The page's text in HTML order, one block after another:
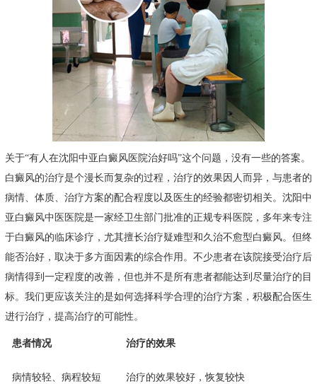
关于“有人在沈阳中亚白癜风医院治好吗”这个问题，没有一些的答案。
白癜风的治疗是个漫长而复杂的过程，治疗的效果因人而异，与患者的
病情、体质、治疗方案的配合程度以及医生的经验都密切相关。沈阳中
亚白癜风中医医院是一家经卫生部门批准的正规专科医院，多年来专注
于白癜风的临床诊疗，尤其擅长治疗疑难型和久治不愈型白癜风。但终
能否治好，取决于多方面因素的综合作用。不少患者在该院接受治疗后
病情得到一定程度的改善，但也并不是所有患者都能达到尽量治疗的目
标。我们更应该关注的是如何选择科学合理的治疗方案，积极配合医生
进行治疗，提高治疗的可能性。
患者情况 治疗的效果
病情较轻、病程较短 治疗的效果较好，恢复较快